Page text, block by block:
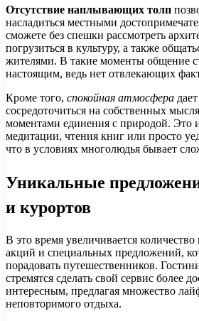
Отсутствие наплывающих толп
насладиться местными
сможете без спешки рассмотреть
погрузиться в культуру, а также
жителями. В такие моменты общение
настоящим, ведь нет отвлекающих
Кроме того, спокойная атмосфера
сосредоточиться на собственных
моментами единения с природой. Это
медитации, чтения книг или просто
что в условиях многолюдья бывает
Уникальные
и курортов
В это время увеличивается
акций и специальных предложений,
порадовать путешественников.
стремятся сделать свой сервис более
интересным, предлагая множество
неповторимого отдыха.